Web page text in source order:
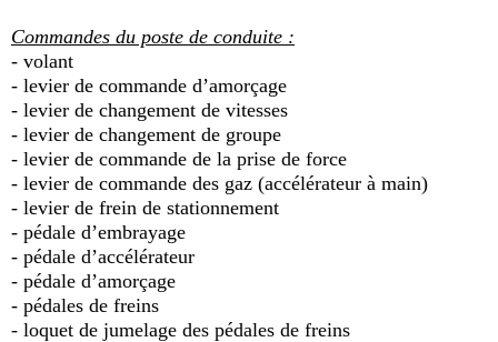
Commandes du poste de conduite :
- volant
- levier de commande d’amorçage
- levier de changement de vitesses
- levier de changement de groupe
- levier de commande de la prise de force
- levier de commande des gaz (accélérateur à main)
- levier de frein de stationnement
- pédale d’embrayage
- pédale d’accélérateur
- pédale d’amorçage
- pédales de freins
- loquet de jumelage des pédales de freins